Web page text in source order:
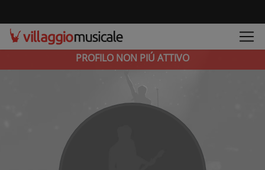
PROFILO NON PIÚ ATTIVO